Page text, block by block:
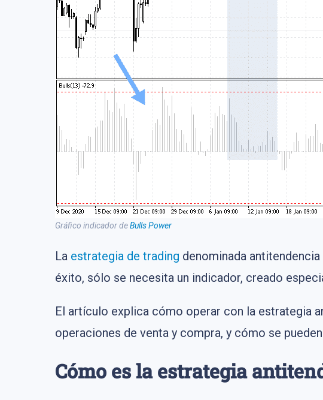
Gráfico indicador deBulls Power
La estrategia de trading denominada
éxito, sólo se necesita un indicador, creado
El artículo explica cómo operar con la estrategia
operaciones de venta y compra, y cómo se
Cómo es la estrategia